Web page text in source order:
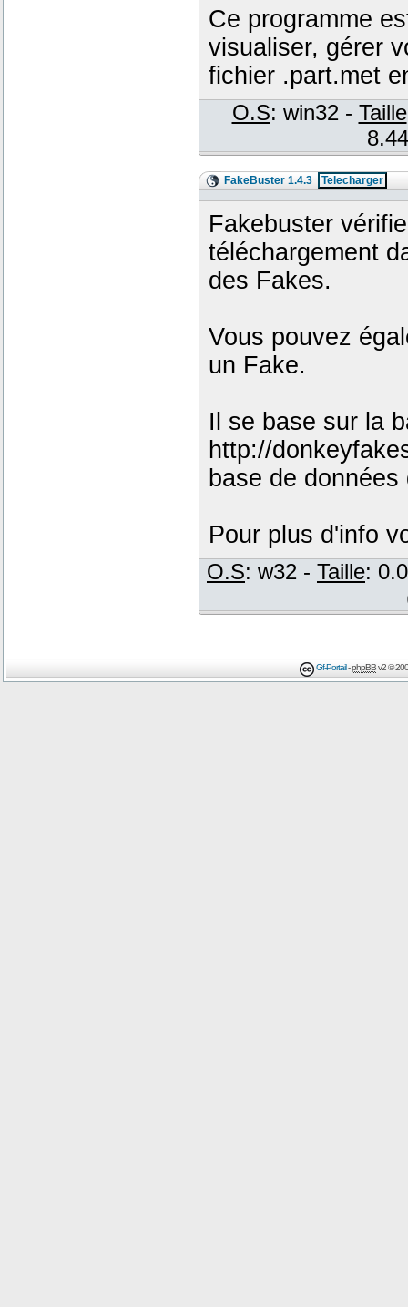
Ce programme
visualiser, gérer
fichier .part.met
O.S: win32 - Taille
FakeBuster 1.4.3 Telecharger
Fakebuster
téléchargement
des Fakes.
Vous pouvez
un Fake.
Il se base sur la
http://
base de données
Pour plus d'info
O.S: w32 - Taille:
Gf-Portail-phpBBv2 ©